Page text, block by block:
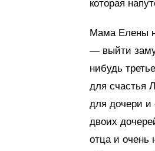
которая
Мама Елены
— выйти
нибудь
для счастья
для дочери и
двоих
отца и очень